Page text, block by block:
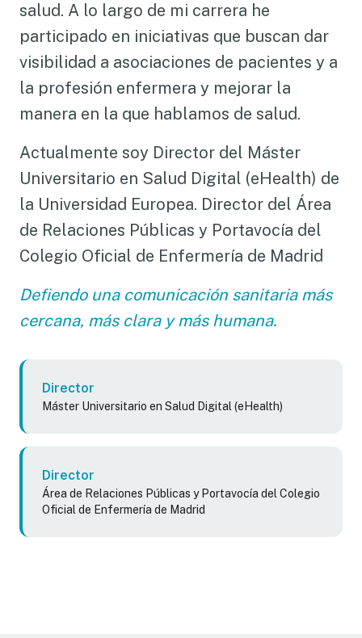
salud. A lo largo de mi carrera he
participado en iniciativas que buscan dar
visibilidad a asociaciones de pacientes y a
la profesión enfermera y mejorar la
manera en la que hablamos de salud.
Actualmente soy Director del Máster
Universitario en Salud Digital (eHealth) de
la Universidad Europea. Director del Área
de Relaciones Públicas y Portavocía del
Colegio Oficial de Enfermería de Madrid
Defiendo una comunicación sanitaria más
cercana, más clara y más humana.
Director
Máster Universitario en Salud Digital (eHealth)
Director
Área de Relaciones Públicas y Portavocía del Colegio
Oficial de Enfermería de Madrid